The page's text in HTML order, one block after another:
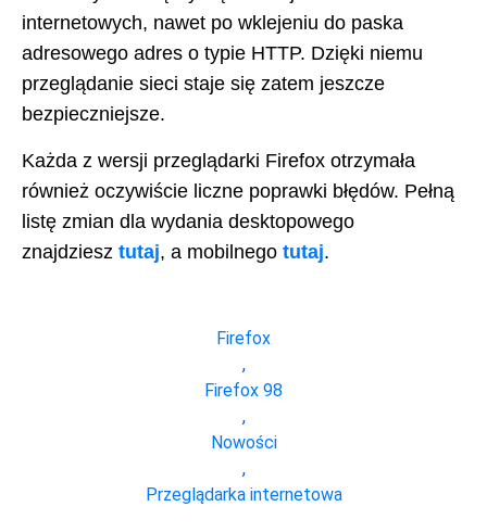
internetowych, nawet po wklejeniu do paska
adresowego adres o typie HTTP. Dzięki niemu
przeglądanie sieci staje się zatem jeszcze
bezpieczniejsze.
Każda z wersji przeglądarki Firefox otrzymała
również oczywiście liczne poprawki błędów. Pełną
listę zmian dla wydania desktopowego
znajdziesz tutaj, a mobilnego tutaj.
Firefox
,
Firefox 98
,
Nowości
,
Przeglądarka internetowa